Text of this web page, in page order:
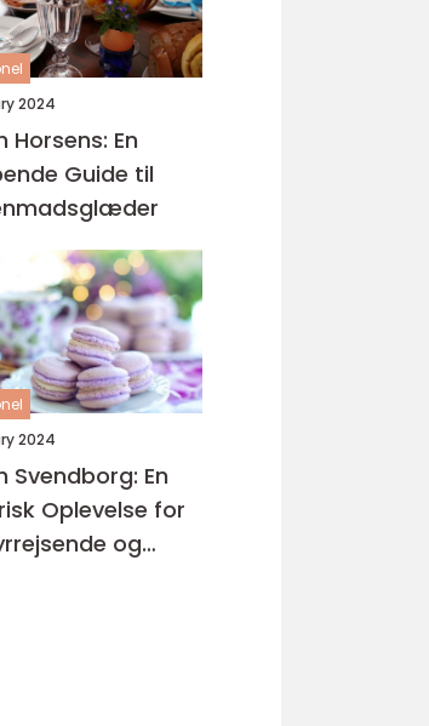
2024
Horsens: En
Guide til
2024
Svendborg: En
Oplevelse for
og